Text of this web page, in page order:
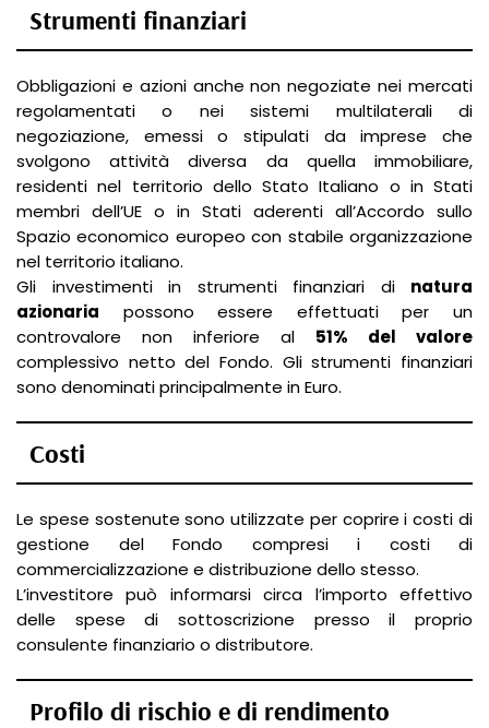
Strumenti finanziari
Obbligazioni e azioni anche non negoziate nei mercati
regolamentati o nei sistemi multilaterali di
negoziazione, emessi o stipulati da imprese che
svolgono attività diversa da quella immobiliare,
residenti nel territorio dello Stato Italiano o in Stati
membri dell’UE o in Stati aderenti all’Accordo sullo
Spazio economico europeo con stabile organizzazione
nel territorio italiano.
Gli investimenti in strumenti finanziari di natura
azionaria possono essere effettuati per un
controvalore non inferiore al 51% del valore
complessivo netto del Fondo. Gli strumenti finanziari
sono denominati principalmente in Euro.
Costi
Le spese sostenute sono utilizzate per coprire i costi di
gestione del Fondo compresi i costi di
commercializzazione e distribuzione dello stesso.
L’investitore può informarsi circa l’importo effettivo
delle spese di sottoscrizione presso il proprio
consulente finanziario o distributore.
Profilo di rischio e di rendimento